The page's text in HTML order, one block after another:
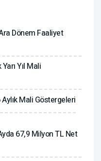
Dönem Faaliyet
Yıl Mali
Mali Göstergeleri
67,9 Milyon TL Net